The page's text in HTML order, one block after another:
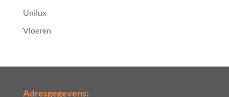
Unilux
Vloeren
Adresgegevens: